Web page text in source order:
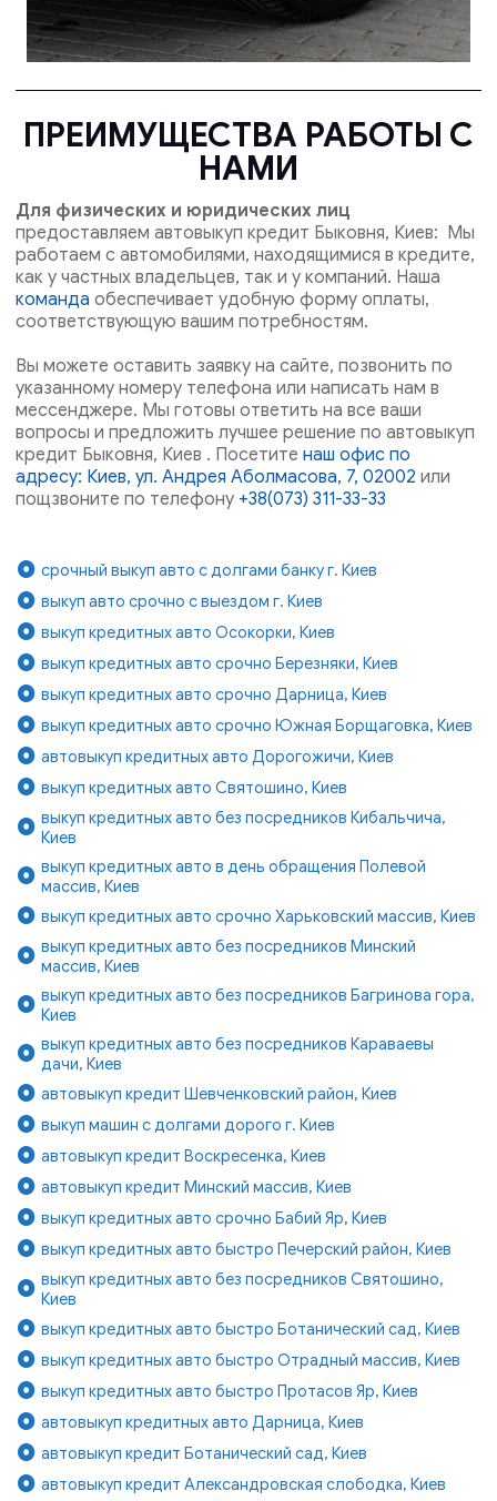
ПРЕИМУЩЕСТВА РАБОТЫ С
НАМИ
Для физических и юридических лиц
предоставляем автовыкуп кредит Быковня, Киев: Мы
работаем с автомобилями, находящимися в кредите,
как у частных владельцев, так и у компаний. Наша
командаобеспечивает удобную форму оплаты,
соответствующую вашим потребностям.
Вы можете оставить заявку на сайте, позвонить по
указанному номеру телефона или написать нам в
мессенджере. Мы готовы ответить на все ваши
вопросы и предложить лучшее решение по автовыкуп
кредит Быковня, Киев . Посетитенаш офис по
адресу: Киев, ул. Андрея Аболмасова, 7, 02002 или
пощзвоните по телефону +38(073) 311-33-33
срочный выкуп авто с долгами банку г. Киев
выкуп авто срочно с выездом г. Киев
выкуп кредитных авто Осокорки, Киев
выкуп кредитных авто срочно Березняки, Киев
выкуп кредитных авто срочно Дарница, Киев
выкуп кредитных авто срочно Южная Борщаговка, Киев
автовыкуп кредитных авто Дорогожичи, Киев
выкуп кредитных авто Святошино, Киев
выкуп кредитных авто без посредников Кибальчича,
Киев
выкуп кредитных авто в день обращения Полевой
массив, Киев
выкуп кредитных авто срочно Харьковский массив, Киев
выкуп кредитных авто без посредников Минский
массив, Киев
выкуп кредитных авто без посредников Багринова гора,
Киев
выкуп кредитных авто без посредников Караваевы
дачи, Киев
автовыкуп кредит Шевченковский район, Киев
выкуп машин с долгами дорого г. Киев
автовыкуп кредит Воскресенка, Киев
автовыкуп кредит Минский массив, Киев
выкуп кредитных авто срочно Бабий Яр, Киев
выкуп кредитных авто быстро Печерский район, Киев
выкуп кредитных авто без посредников Святошино,
Киев
выкуп кредитных авто быстро Ботанический сад, Киев
выкуп кредитных авто быстро Отрадный массив, Киев
выкуп кредитных авто быстро Протасов Яр, Киев
автовыкуп кредитных авто Дарница, Киев
автовыкуп кредит Ботанический сад, Киев
автовыкуп кредит Александровская слободка, Киев